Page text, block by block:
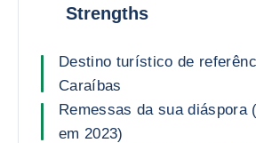
Strengths
Destino turístico de
Caraíbas
Remessas da sua diáspora
em 2023)